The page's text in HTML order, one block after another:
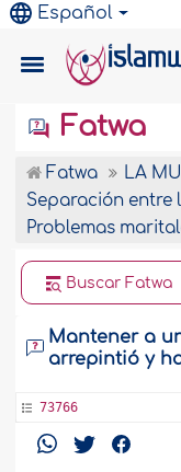
Español
Fatwa
Fatwa
LA
Separación entre
Problemas
Buscar Fatwa
Mantener a
arrepintió y
73766